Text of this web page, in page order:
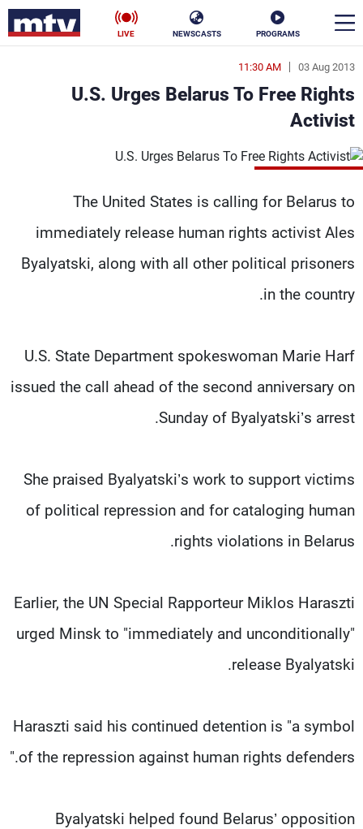
PROGRAMS
NEWSCASTS
LIVE
03 Aug 2013
11:30 AM
U.S. Urges Belarus To Free Rights
Activist
The United States is calling for Belarus to
immediately release human rights activist Ales
Byalyatski, along with all other political prisoners
in the country.
U.S. State Department spokeswoman Marie Harf
issued the call ahead of the second anniversary on
Sunday of Byalyatski’s arrest.
She praised Byalyatski’s work to support victims
of political repression and for cataloging human
rights violations in Belarus.
Earlier, the UN Special Rapporteur Miklos Haraszti
urged Minsk to "immediately and unconditionally"
release Byalyatski.
Haraszti said his continued detention is "a symbol
of the repression against human rights defenders."
Byalyatski helped found Belarus’ opposition
en
الأخبار
سياسة ناس
منوعات رياضة
كأس العالم
جدول البرامج
شاهد البرامج
الإنـتـاج
تواصل معنا
شروط الإسـتخدام
سياسة الخصوصية